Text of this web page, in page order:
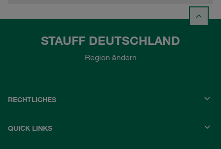
STAUFF DEUTSCHLAND
Region ändern
RECHTLICHES
QUICK LINKS